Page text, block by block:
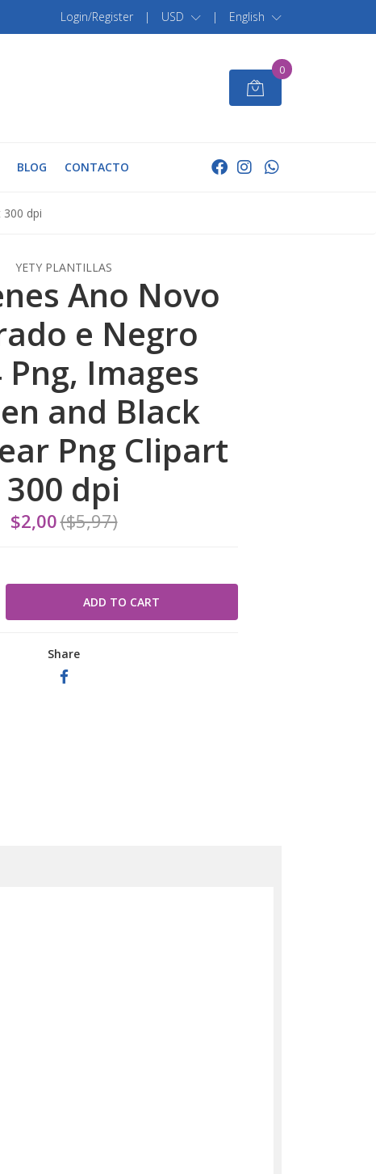
Login/Register | USD | English
0
BLOG CONTACTO
dpi
YETY PLANTILLAS
Ano Novo
e Negro
Png, Images
and Black
Png Clipart
300 dpi
$2,00($5,97)
Share